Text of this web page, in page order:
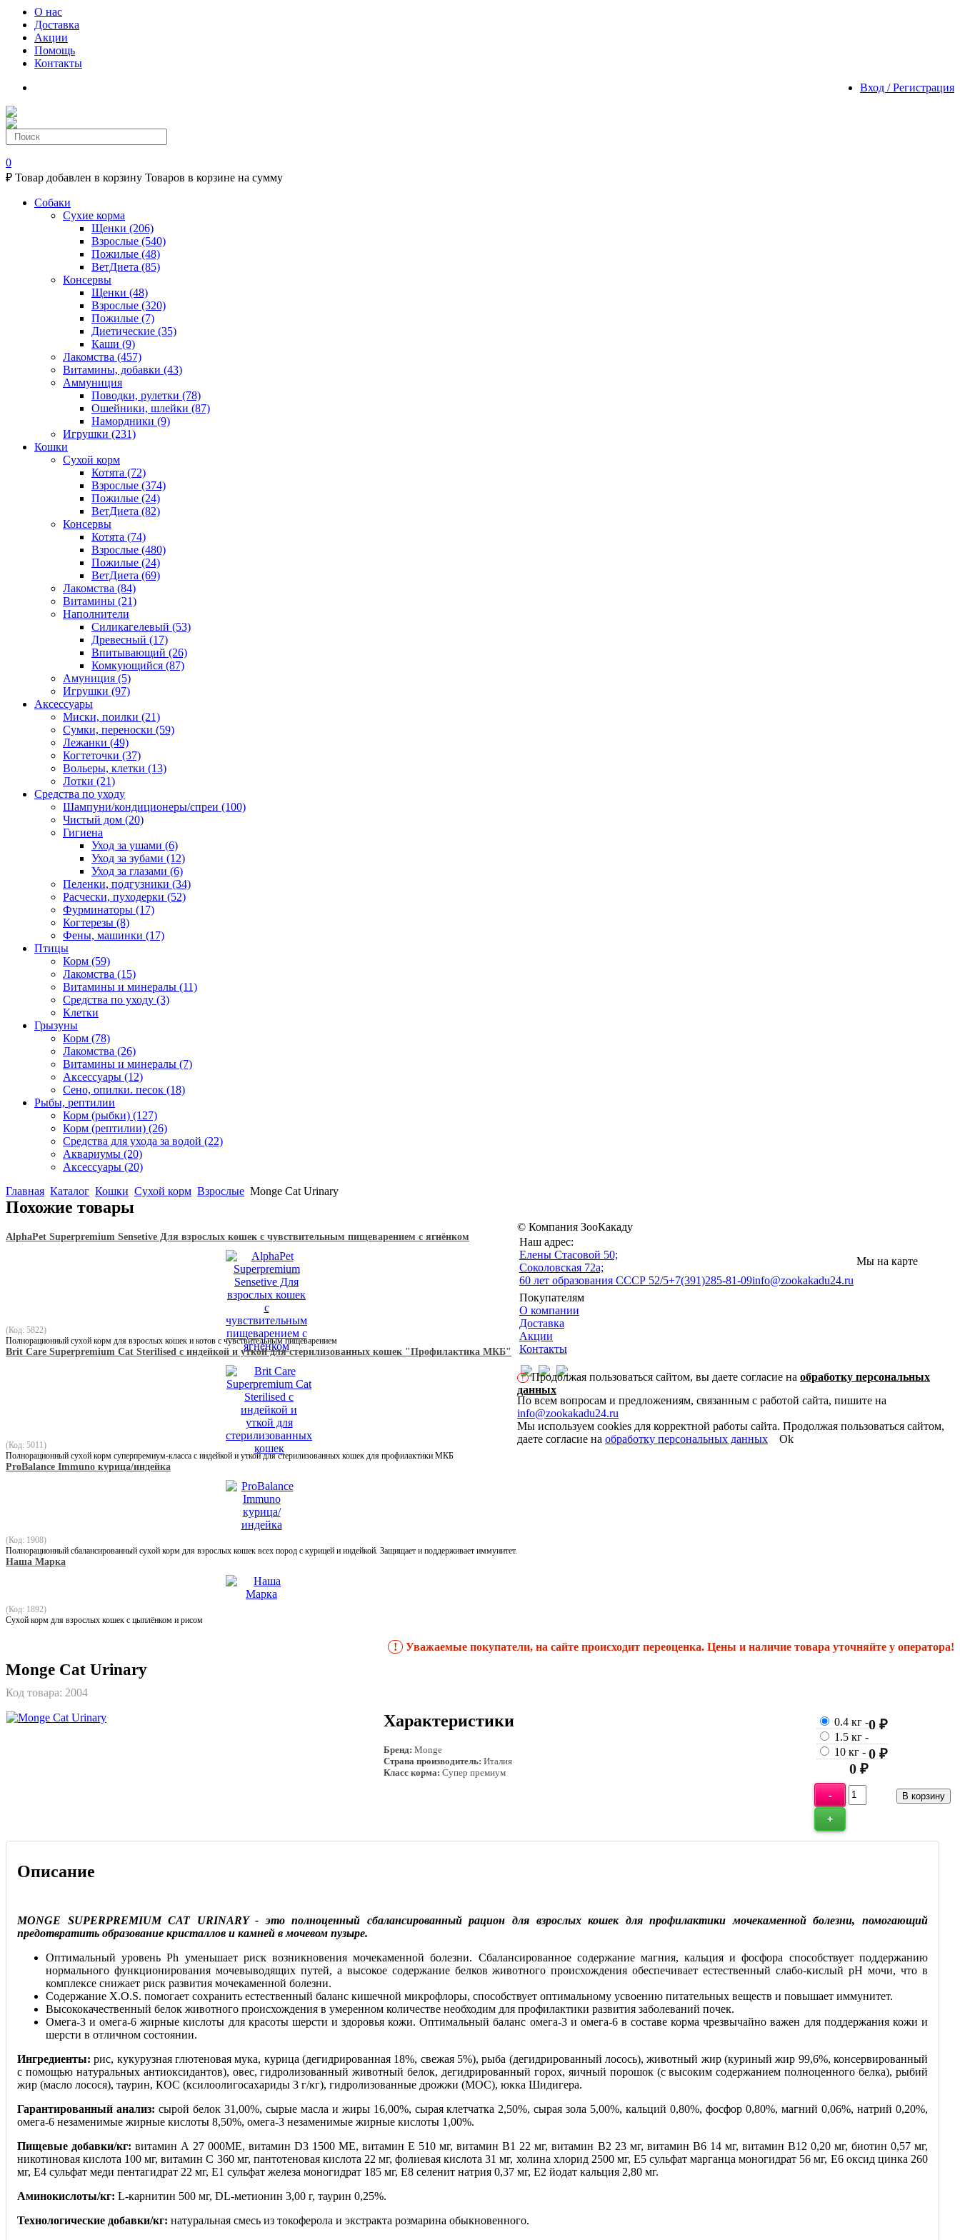
О нас
Доставка
Акции
Помощь
Контакты
Вход / Регистрация
0
₽ Товар добавлен в корзину Товаров в корзине на сумму
Собаки
Сухие корма
Щенки (206)
Взрослые (540)
Пожилые (48)
ВетДиета (85)
Консервы
Щенки (48)
Взрослые (320)
Пожилые (7)
Диетические (35)
Каши (9)
Лакомства (457)
Витамины, добавки (43)
Аммуниция
Поводки, рулетки (78)
Ошейники, шлейки (87)
Намордники (9)
Игрушки (231)
Кошки
Сухой корм
Котята (72)
Взрослые (374)
Пожилые (24)
ВетДиета (82)
Консервы
Котята (74)
Взрослые (480)
Пожилые (24)
ВетДиета (69)
Лакомства (84)
Витамины (21)
Наполнители
Силикагелевый (53)
Древесный (17)
Впитывающий (26)
Комкующийся (87)
Амуниция (5)
Игрушки (97)
Аксессуары
Миски, поилки (21)
Сумки, переноски (59)
Лежанки (49)
Когтеточки (37)
Вольеры, клетки (13)
Лотки (21)
Средства по уходу
Шампуни/кондиционеры/спреи (100)
Чистый дом (20)
Гигиена
Уход за ушами (6)
Уход за зубами (12)
Уход за глазами (6)
Пеленки, подгузники (34)
Расчески, пуходерки (52)
Фурминаторы (17)
Когтерезы (8)
Фены, машинки (17)
Птицы
Корм (59)
Лакомства (15)
Витамины и минералы (11)
Средства по уходу (3)
Клетки
Грызуны
Корм (78)
Лакомства (26)
Витамины и минералы (7)
Аксессуары (12)
Сено, опилки. песок (18)
Рыбы, рептилии
Корм (рыбки) (127)
Корм (рептилии) (26)
Средства для ухода за водой (22)
Аквариумы (20)
Аксессуары (20)
Главная Каталог Кошки Сухой корм Взрослые Monge Cat Urinary
Похожие товары
AlphaPet Superpremium Sensetive Для взрослых кошек с чувствительным пищеварением с ягнёнком
(Код: 5822)
Полнорационный сухой корм для взрослых кошек и котов с чувствительным пищеварением
Brit Care Superpremium Cat Sterilised с индейкой и уткой для стерилизованных кошек "Профилактика МКБ"
(Код: 5011)
Полнорационный сухой корм суперпремиум-класса с индейкой и уткой для стерилизованных кошек для профилактики МКБ
ProBalance Immuno курица/индейка
(Код: 1908)
Полнорационный сбалансированный сухой корм для взрослых кошек всех пород с курицей и индейкой. Защищает и поддерживает иммунитет.
Наша Марка
(Код: 1892)
Сухой корм для взрослых кошек с цыплёнком и рисом
! Уважаемые покупатели, на сайте происходит переоценка. Цены и наличие товара уточняйте у оператора!
Monge Cat Urinary
Код товара: 2004
Характеристики
Бренд: Monge
Страна производитель: Италия
Класс корма: Супер премиум
0.4 кг -0 ₽
1.5 кг -
0 ₽
10 кг -
0 ₽
Описание
MONGE SUPERPREMIUM CAT URINARY - это полноценный сбалансированный рацион для взрослых кошек для профилактики мочекаменной болезни, помогающий
предотвратить образование кристаллов и камней в мочевом пузыре.
Оптимальный уровень Ph уменьшает риск возникновения мочекаменной болезни. Сбалансированное содержание магния, кальция и фосфора способствует поддержанию
нормального функционирования мочевыводящих путей, а высокое содержание белков животного происхождения обеспечивает естественный слабо-кислый рН мочи, что в
комплексе снижает риск развития мочекаменной болезни.
Содержание X.O.S. помогает сохранить естественный баланс кишечной микрофлоры, способствует оптимальному усвоению питательных веществ и повышает иммунитет.
Высококачественный белок животного происхождения в умеренном количестве необходим для профилактики развития заболеваний почек.
Омега-3 и омега-6 жирные кислоты для красоты шерсти и здоровья кожи. Оптимальный баланс омега-3 и омега-6 в составе корма чрезвычайно важен для поддержания кожи и
шерсти в отличном состоянии.
Ингредиенты: рис, кукурузная глютеновая мука, курица (дегидрированная 18%, свежая 5%), рыба (дегидрированный лосось), животный жир (куриный жир 99,6%, консервированный
с помощью натуральных антиоксидантов), овес, гидролизованный животный белок, дегидрированный горох, яичный порошок (с высоким содержанием полноценного белка), рыбий
жир (масло лосося), таурин, КОС (ксилоолигосахариды 3 г/кг), гидролизованные дрожжи (МОС), юкка Шидигера.
Гарантированный анализ: сырой белок 31,00%, сырые масла и жиры 16,00%, сырая клетчатка 2,50%, сырая зола 5,00%, кальций 0,80%, фосфор 0,80%, магний 0,06%, натрий 0,20%,
омега-6 незаменимые жирные кислоты 8,50%, омега-3 незаменимые жирные кислоты 1,00%.
Пищевые добавки/кг: витамин А 27 000МЕ, витамин D3 1500 МЕ, витамин Е 510 мг, витамин B1 22 мг, витамин В2 23 мг, витамин В6 14 мг, витамин В12 0,20 мг, биотин 0,57 мг,
никотиновая кислота 100 мг, витамин С 360 мг, пантотеновая кислота 22 мг, фолиевая кислота 31 мг, холина хлорид 2500 мг, Е5 сульфат марганца моногидрат 56 мг, Е6 оксид цинка 260
мг, Е4 сульфат меди пентагидрат 22 мг, Е1 сульфат железа моногидрат 185 мг, Е8 селенит натрия 0,37 мг, Е2 йодат кальция 2,80 мг.
Аминокислоты/кг: L-карнитин 500 мг, DL-метионин 3,00 г, таурин 0,25%.
Технологические добавки/кг: натуральная смесь из токоферола и экстракта розмарина обыкновенного.
© Компания ЗооКакаду
Наш адрес:
Eлены Стасовой 50;
Соколовская 72а;
60 лет образования СССР 52/5+7(391)285-81-09info@zookakadu24.ru
Мы на карте
Покупателям
О компании
Доставка
Акции
Контакты
! Продолжая пользоваться сайтом, вы даете согласие на обработку персональных
данных
По всем вопросам и предложениям, связанным с работой сайта, пишите на
info@zookakadu24.ru
Мы используем cookies для корректной работы сайта. Продолжая пользоваться сайтом,
даете согласие на обработку персональных данных Ok